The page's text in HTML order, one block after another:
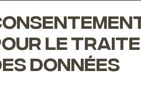
le
données